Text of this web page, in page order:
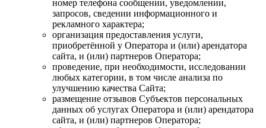
номер телефона сообщении, уведомлении,
запросов, сведении информационного и
рекламного характера;
организация предоставления услуги,
приобретённой у Оператора и (или) арендатора
сайта, и (или) партнеров Оператора;
проведение, при необходимости, исследовании
любых категории, в том числе анализа по
улучшению качества Сайта;
размещение отзывов Субъектов персональных
данных об услугах Оператора и (или) арендатора
сайта, и (или) партнеров Оператора;